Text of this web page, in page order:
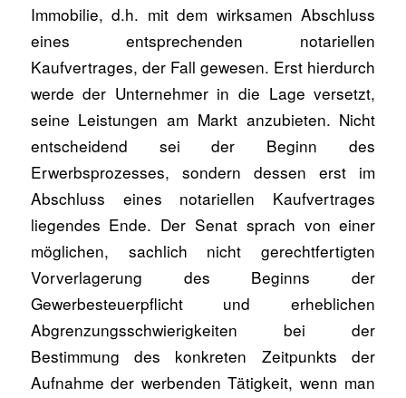
Immobilie, d.h. mit dem wirksamen Abschluss
eines entsprechenden notariellen
Kaufvertrages, der Fall gewesen. Erst hierdurch
werde der Unternehmer in die Lage versetzt,
seine Leistungen am Markt anzubieten. Nicht
entscheidend sei der Beginn des
Erwerbsprozesses, sondern dessen erst im
Abschluss eines notariellen Kaufvertrages
liegendes Ende. Der Senat sprach von einer
möglichen, sachlich nicht gerechtfertigten
Vorverlagerung des Beginns der
Gewerbesteuerpflicht und erheblichen
Abgrenzungsschwierigkeiten bei der
Bestimmung des konkreten Zeitpunkts der
Aufnahme der werbenden Tätigkeit, wenn man